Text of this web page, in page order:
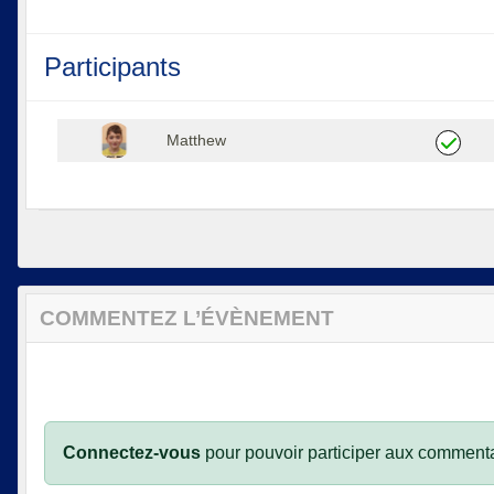
Participants
Matthew
COMMENTEZ L’ÉVÈNEMENT
Connectez-vous pour pouvoir participer aux